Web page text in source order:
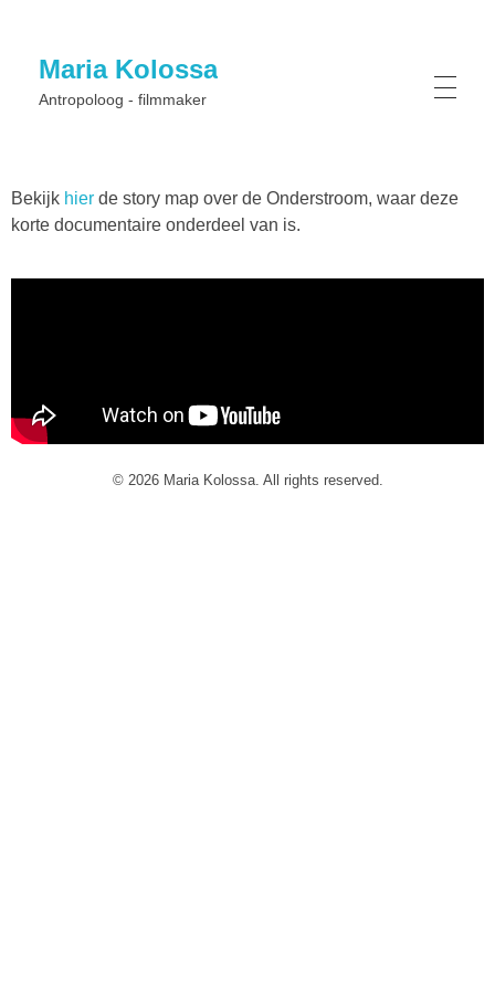
Maria Kolossa
Antropoloog - filmmaker
Bekijk hier de story map over de Onderstroom, waar deze
korte documentaire onderdeel van is.
© 2026 Maria Kolossa. All rights reserved.